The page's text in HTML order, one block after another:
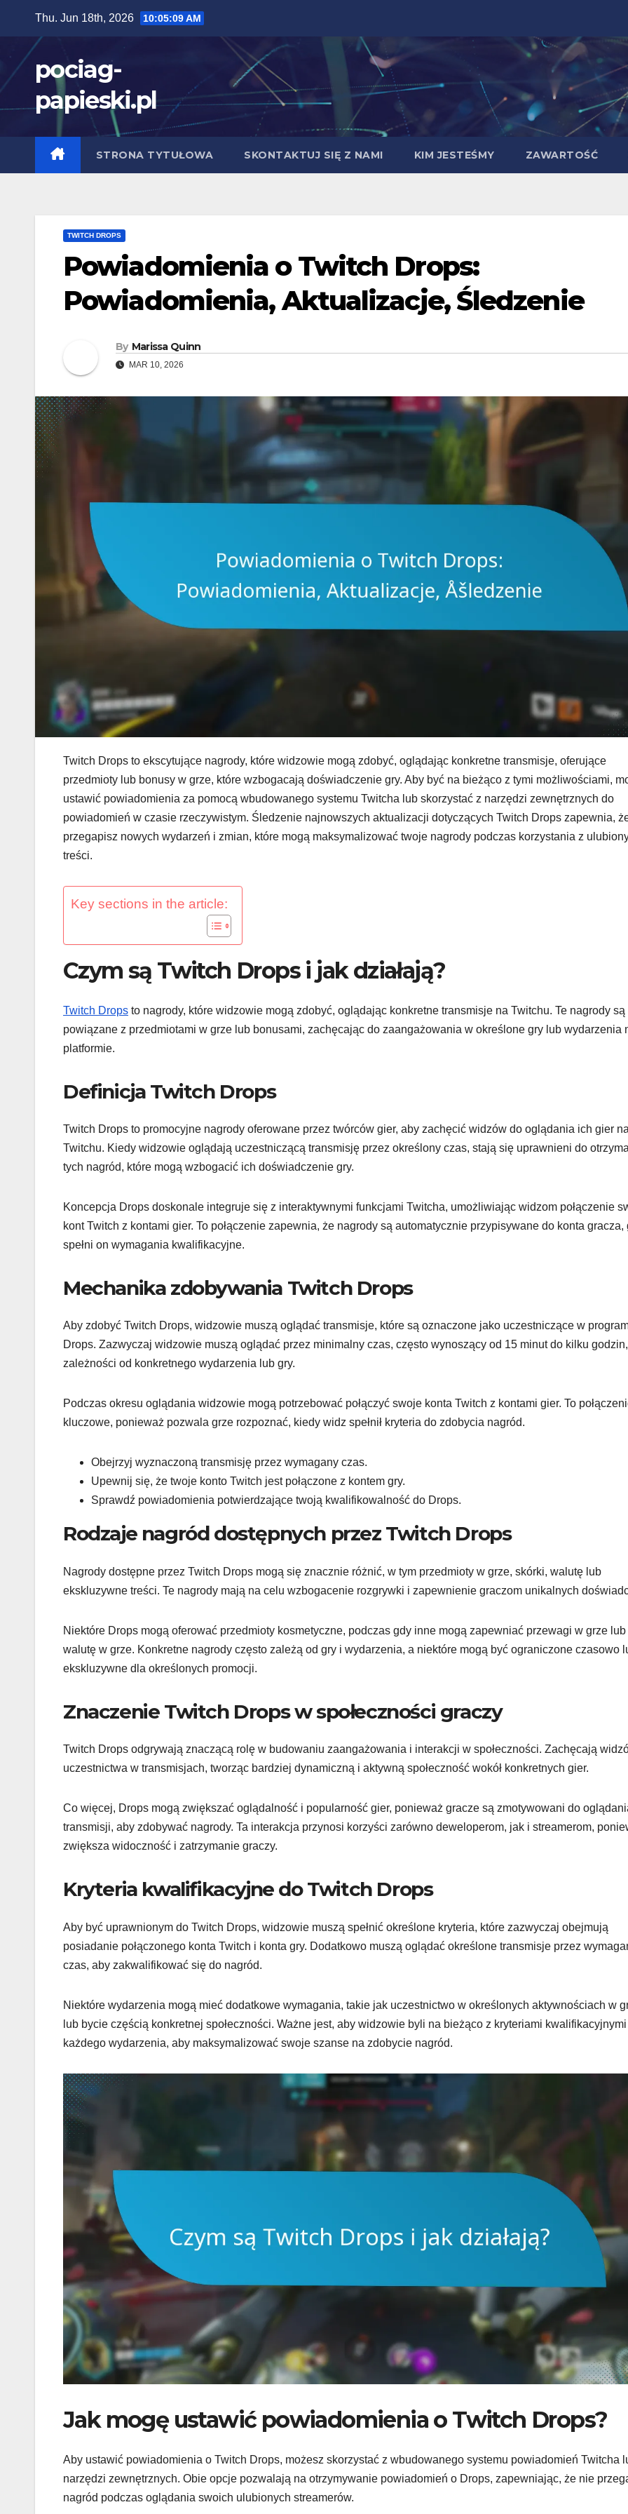
content
Thu. Jun 18th, 2026 10:05:10 AM
pociag-
papieski.pl
STRONA TYTUŁOWA SKONTAKTUJ SIĘ Z NAMI KIM JESTEŚMY ZAWARTOŚĆ
TWITCH DROPS
Powiadomienia o Twitch Drops:
Powiadomienia, Aktualizacje, Śledzenie
By Marissa Quinn
MAR 10, 2026
Twitch Drops to ekscytujące nagrody, które widzowie mogą zdobyć, oglądając konkretne transmisje, oferujące
przedmioty lub bonusy w grze, które wzbogacają doświadczenie gry. Aby być na bieżąco z tymi możliwościami,
ustawić powiadomienia za pomocą wbudowanego systemu Twitcha lub skorzystać z narzędzi zewnętrznych do
powiadomień w czasie rzeczywistym. Śledzenie najnowszych aktualizacji dotyczących Twitch Drops zapewnia,
przegapisz nowych wydarzeń i zmian, które mogą maksymalizować twoje nagrody podczas korzystania z
treści.
Key sections in the article:
Czym są Twitch Drops i jak działają?
Twitch Drops to nagrody, które widzowie mogą zdobyć, oglądając konkretne transmisje na Twitchu. Te nagrody są
powiązane z przedmiotami w grze lub bonusami, zachęcając do zaangażowania w określone gry lub wydarzenia
platformie.
Definicja Twitch Drops
Twitch Drops to promocyjne nagrody oferowane przez twórców gier, aby zachęcić widzów do oglądania ich gier na
Twitchu. Kiedy widzowie oglądają uczestniczącą transmisję przez określony czas, stają się uprawnieni do
tych nagród, które mogą wzbogacić ich doświadczenie gry.
Koncepcja Drops doskonale integruje się z interaktywnymi funkcjami Twitcha, umożliwiając widzom połączenie
kont Twitch z kontami gier. To połączenie zapewnia, że nagrody są automatycznie przypisywane do konta gracza,
spełni on wymagania kwalifikacyjne.
Mechanika zdobywania Twitch Drops
Aby zdobyć Twitch Drops, widzowie muszą oglądać transmisje, które są oznaczone jako uczestniczące w
Drops. Zazwyczaj widzowie muszą oglądać przez minimalny czas, często wynoszący od 15 minut do kilku
zależności od konkretnego wydarzenia lub gry.
Podczas okresu oglądania widzowie mogą potrzebować połączyć swoje konta Twitch z kontami gier. To
kluczowe, ponieważ pozwala grze rozpoznać, kiedy widz spełnił kryteria do zdobycia nagród.
Obejrzyj wyznaczoną transmisję przez wymagany czas.
Upewnij się, że twoje konto Twitch jest połączone z kontem gry.
Sprawdź powiadomienia potwierdzające twoją kwalifikowalność do Drops.
Rodzaje nagród dostępnych przez Twitch Drops
Nagrody dostępne przez Twitch Drops mogą się znacznie różnić, w tym przedmioty w grze, skórki, walutę lub
ekskluzywne treści. Te nagrody mają na celu wzbogacenie rozgrywki i zapewnienie graczom unikalnych
Niektóre Drops mogą oferować przedmioty kosmetyczne, podczas gdy inne mogą zapewniać przewagi w grze lub
walutę w grze. Konkretne nagrody często zależą od gry i wydarzenia, a niektóre mogą być ograniczone czasowo
ekskluzywne dla określonych promocji.
Znaczenie Twitch Drops w społeczności graczy
Twitch Drops odgrywają znaczącą rolę w budowaniu zaangażowania i interakcji w społeczności. Zachęcają
uczestnictwa w transmisjach, tworząc bardziej dynamiczną i aktywną społeczność wokół konkretnych gier.
Co więcej, Drops mogą zwiększać oglądalność i popularność gier, ponieważ gracze są zmotywowani do
transmisji, aby zdobywać nagrody. Ta interakcja przynosi korzyści zarówno deweloperom, jak i streamerom,
zwiększa widoczność i zatrzymanie graczy.
Kryteria kwalifikacyjne do Twitch Drops
Aby być uprawnionym do Twitch Drops, widzowie muszą spełnić określone kryteria, które zazwyczaj obejmują
posiadanie połączonego konta Twitch i konta gry. Dodatkowo muszą oglądać określone transmisje przez
czas, aby zakwalifikować się do nagród.
Niektóre wydarzenia mogą mieć dodatkowe wymagania, takie jak uczestnictwo w określonych aktywnościach w
lub bycie częścią konkretnej społeczności. Ważne jest, aby widzowie byli na bieżąco z kryteriami
każdego wydarzenia, aby maksymalizować swoje szanse na zdobycie nagród.
Jak mogę ustawić powiadomienia o Twitch Drops?
Aby ustawić powiadomienia o Twitch Drops, możesz skorzystać z wbudowanego systemu powiadomień Twitcha
narzędzi zewnętrznych. Obie opcje pozwalają na otrzymywanie powiadomień o Drops, zapewniając, że nie
nagród podczas oglądania swoich ulubionych streamerów.